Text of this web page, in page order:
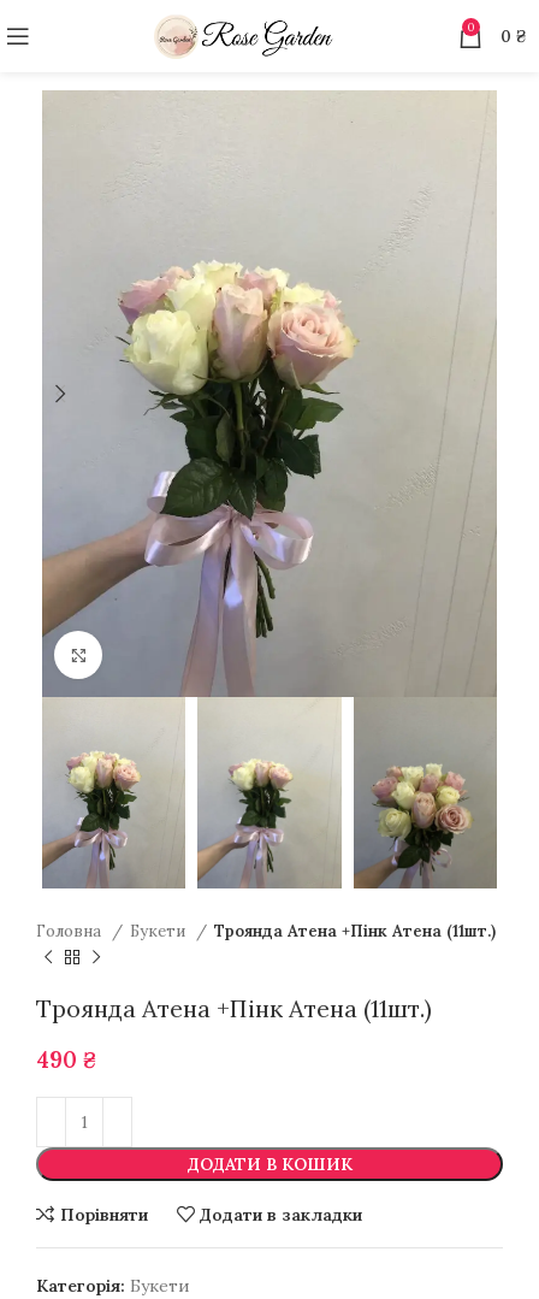
0 0 ₴
Натисніть для збільшення
Головна Букети Троянда Атена +Пінк Атена (11шт.)
Троянда Атена +Пінк Атена (11шт.)
490 ₴
ДОДАТИ В КОШИК
Порівняти Додати в закладки
Категорія: Букети